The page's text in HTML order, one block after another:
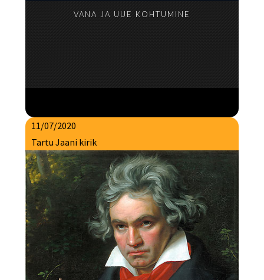
VANA JA UUE KOHTUMINE
11/07/2020
Tartu Jaani kirik